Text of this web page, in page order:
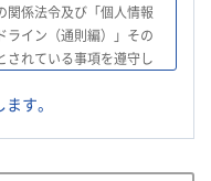
関係法令及び「個人情報
ライン（通則編）」その
されている事項を遵守し
得し、法令で不要とさ
情報の利用目的を通知又
す。